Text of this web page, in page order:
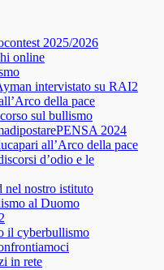
2025/2026
online
intervistato su RAI2
della pace
sul bullismo
2024
all’Arco della pace
d’odio e le
nel nostro istituto
al Duomo
il cyberbullismo
in rete